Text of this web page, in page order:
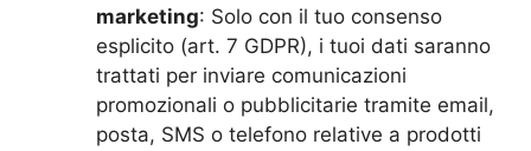
marketing: Solo con il tuo consenso
esplicito (art. 7 GDPR), i tuoi dati saranno
trattati per inviare comunicazioni
promozionali o pubblicitarie tramite email,
posta, SMS o telefono relative a prodotti